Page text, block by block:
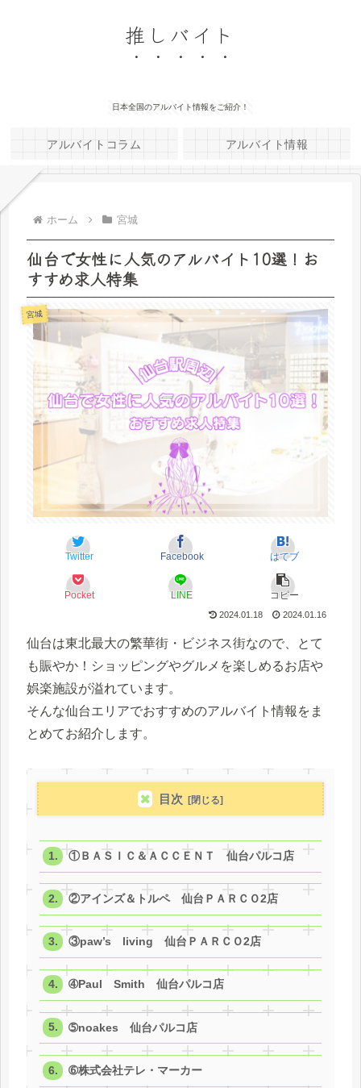
推しバイト
日本全国のアルバイト情報をご紹介！
アルバイトコラム アルバイト情報
ホーム 宮城
仙台で女性に人気のアルバイト10選！お
すすめ求人特集
宮城
Twitter Facebook はてブ
Pocket LINE コピー
2024.01.18 2024.01.16
仙台は東北最大の繁華街・ビジネス街なので、とて
も賑やか！ショッピングやグルメを楽しめるお店や
娯楽施設が溢れています。
そんな仙台エリアでおすすめのアルバイト情報をま
とめてお紹介します。
目次
①ＢＡＳＩＣ＆ＡＣＣＥＮＴ 仙台パルコ店
②アインズ＆トルペ 仙台ＰＡＲＣＯ2店
③paw’s living 仙台ＰＡＲＣＯ2店
➃Paul Smith 仙台パルコ店
➄noakes 仙台パルコ店
➅株式会社テレ・マーカー